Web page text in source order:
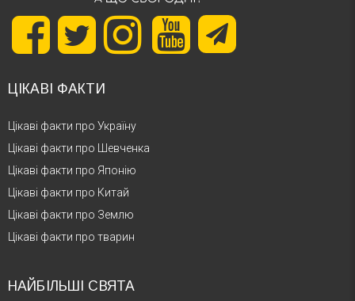
ЦІКАВІ ФАКТИ
Цікаві факти про Україну
Цікаві факти про Шевченка
Цікаві факти про Японію
Цікаві факти про Китай
Цікаві факти про Землю
Цікаві факти про тварин
НАЙБІЛЬШІ СВЯТА